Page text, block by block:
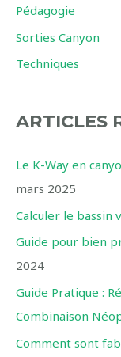
r
Pédagogie
Sorties Canyon
Techniques
ARTICLES
Le K-Way en
mars 2025
Calculer le bassin
Guide pour bien
2024
Guide Pratique :
Combinaison
Comment sont